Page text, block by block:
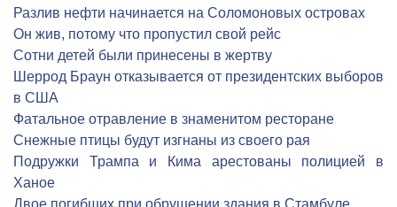
Разлив нефти начинается на Соломоновых островах
Он жив, потому что пропустил свой рейс
Сотни детей были принесены в жертву
Шеррод Браун отказывается от президентских выборов
в США
Фатальное отравление в знаменитом ресторане
Снежные птицы будут изгнаны из своего рая
Подружки Трампа и Кима арестованы полицией в
Ханое
Двое погибших при обрушении здания в Стамбуле